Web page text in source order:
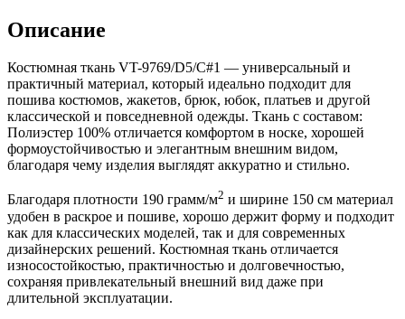
Описание
Костюмная ткань VT-9769/D5/C#1 — универсальный и
практичный материал, который идеально подходит для
пошива костюмов, жакетов, брюк, юбок, платьев и другой
классической и повседневной одежды. Ткань с составом:
Полиэстер 100% отличается комфортом в носке, хорошей
формоустойчивостью и элегантным внешним видом,
благодаря чему изделия выглядят аккуратно и стильно.
Благодаря плотности 190 грамм/м2 и ширине 150 см материал
удобен в раскрое и пошиве, хорошо держит форму и подходит
как для классических моделей, так и для современных
дизайнерских решений. Костюмная ткань отличается
износостойкостью, практичностью и долговечностью,
сохраняя привлекательный внешний вид даже при
длительной эксплуатации.